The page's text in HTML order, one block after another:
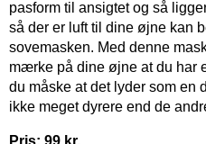
pasform til ansigtet og så
så der er luft til dine øjne kan
sovemasken. Med denne
mærke på dine øjne at du har
du måske at det lyder som en
ikke meget dyrere end de